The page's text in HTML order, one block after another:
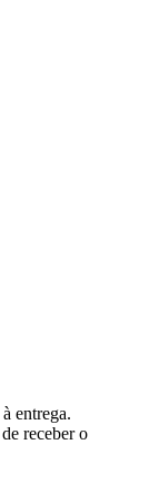
entrega.
receber o